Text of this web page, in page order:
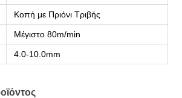
Κοπή με Πριόνι Τριβής
Μέγιστο 80m/min
4.0-10.0mm